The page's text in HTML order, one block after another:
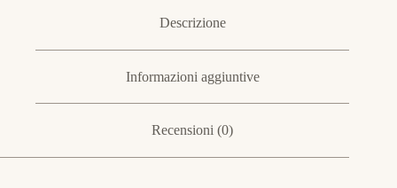
Descrizione
Informazioni aggiuntive
Recensioni (0)